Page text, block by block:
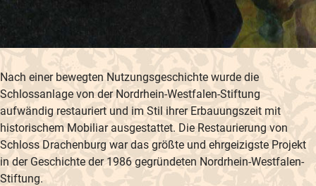
Nach einer bewegten Nutzungsgeschichte wurde die
Schlossanlage von der Nordrhein-Westfalen-Stiftung
aufwändig restauriert und im Stil ihrer Erbauungszeit mit
historischem Mobiliar ausgestattet. Die Restaurierung von
Schloss Drachenburg war das größte und ehrgeizigste Projekt
in der Geschichte der 1986 gegründeten Nordrhein-Westfalen-
Stiftung.